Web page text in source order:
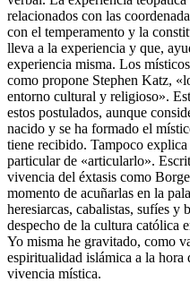
relacionados con las
con el temperamento y la
lleva a la experiencia y que,
experiencia misma. Los
como propone Stephen Katz,
entorno cultural y religioso».
estos postulados, aunque
nacido y se ha formado el
tiene recibido. Tampoco explica
particular de «articularlo».
vivencia del éxtasis como
momento de acuñarlas en la
heresiarcas, cabalistas, sufíes y
despecho de la cultura católica
Yo misma he gravitado, como
espiritualidad islámica a la hora
vivencia mística.